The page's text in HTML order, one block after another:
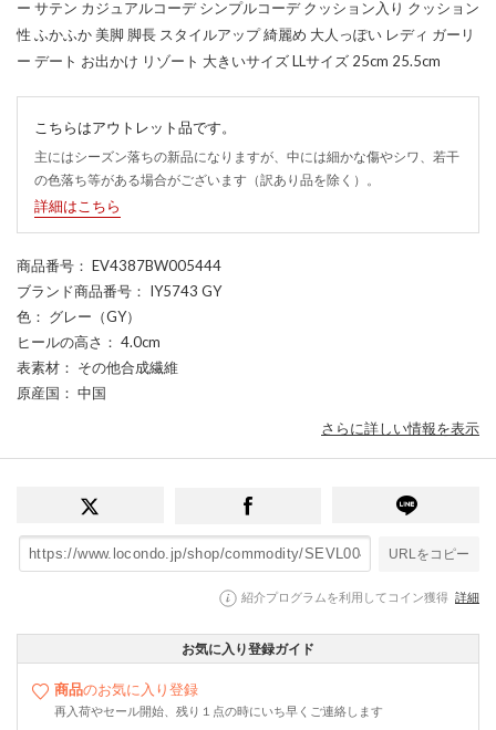
ー サテン カジュアルコーデ シンプルコーデ クッション入り クッション
性 ふかふか 美脚 脚長 スタイルアップ 綺麗め 大人っぽい レディ ガーリ
ー デート お出かけ リゾート 大きいサイズ LLサイズ 25cm 25.5cm
こちらはアウトレット品です。
主にはシーズン落ちの新品になりますが、中には細かな傷やシワ、若干
の色落ち等がある場合がございます（訳あり品を除く）。
詳細はこちら
商品番号 ： EV4387BW005444
ブランド商品番号 ： IY5743 GY
色 ： グレー（GY）
ヒールの高さ ： 4.0cm
表素材 ： その他合成繊維
原産国 ： 中国
さらに詳しい情報を表示
URLをコピー
紹介プログラムを利用してコイン獲得 詳細
お気に入り登録ガイド
商品のお気に入り登録
再入荷やセール開始、残り１点の時にいち早くご連絡します